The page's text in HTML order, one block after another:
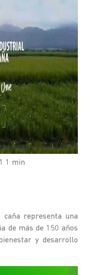
1 min
representa una
de más de 150 años
y desarrollo